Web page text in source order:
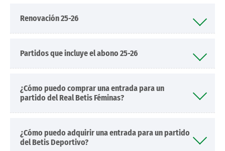
Renovación 25-26
Partidos que incluye el abono 25-26
¿Cómo puedo comprar una entrada para un
partido del Real Betis Féminas?
¿Cómo puedo adquirir una entrada para un partido
del Betis Deportivo?